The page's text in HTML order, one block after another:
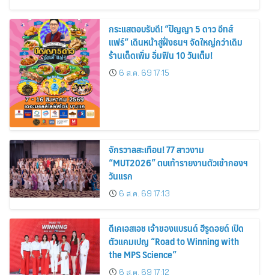
กระแสตอบรับดี! “ปัญญา 5 ดาว อีทส์
แฟร์” เดินหน้าสู่ฝั่งธนฯ จัดใหญ่กว่าเดิม
ร้านเด็ดเพิ่ม อิ่มฟิน 10 วันเต็ม!
6 ส.ค. 69 17:15
จักรวาลสะเทือน! 77 สาวงาม
“MUT2026” ตบเท้ารายงานตัวเข้ากองฯ
วันแรก
6 ส.ค. 69 17:13
ดีเคเอสเอช เจ้าของแบรนด์ ฮีรูดอยด์ เปิด
ตัวแคมเปญ “Road to Winning with
the MPS Science”
6 ส.ค. 69 17:12